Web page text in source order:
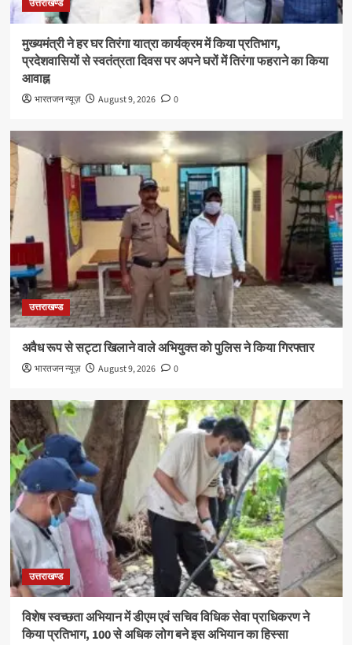
उत्तराखण्ड
मुख्यमंत्री ने हर घर तिरंगा यात्रा कार्यक्रम में किया प्रतिभाग,
प्रदेशवासियों से स्वतंत्रता दिवस पर अपने घरों में तिरंगा फहराने का किया
आवाह्न
भारतजन न्यूज़ August 9, 2026 0
उत्तराखण्ड
अवैध रूप से सट्टा खिलाने वाले अभियुक्त को पुलिस ने किया गिरफ्तार
भारतजन न्यूज़ August 9, 2026 0
उत्तराखण्ड
विशेष स्वच्छता अभियान में डीएम एवं सचिव विधिक सेवा प्राधिकरण ने
किया प्रतिभाग, 100 से अधिक लोग बने इस अभियान का हिस्सा